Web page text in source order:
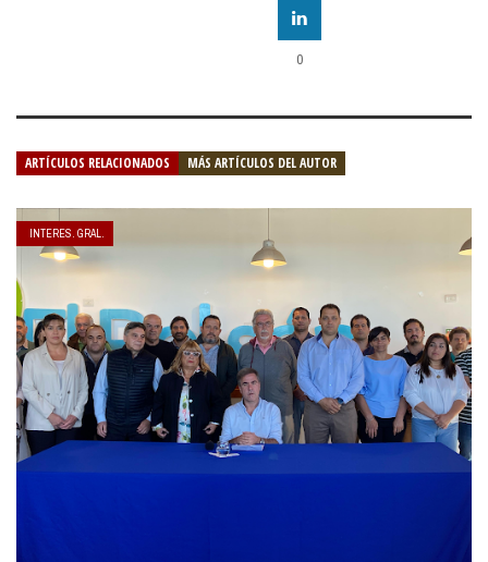
0
ARTÍCULOS RELACIONADOS MÁS ARTÍCULOS DEL AUTOR
INTERES. GRAL.